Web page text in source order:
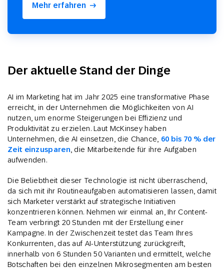
Mehr erfahren
Der aktuelle Stand der Dinge
AI im Marketing hat im Jahr 2025 eine transformative Phase
erreicht, in der Unternehmen die Möglichkeiten von AI
nutzen, um enorme Steigerungen bei Effizienz und
Produktivität zu erzielen. Laut McKinsey haben
Unternehmen, die AI einsetzen, die Chance, 60 bis 70 % der
Zeit einzusparen , die Mitarbeitende für ihre Aufgaben
aufwenden.
Die Beliebtheit dieser Technologie ist nicht überraschend,
da sich mit ihr Routineaufgaben automatisieren lassen, damit
sich Marketer verstärkt auf strategische Initiativen
konzentrieren können. Nehmen wir einmal an, Ihr Content-
Team verbringt 20 Stunden mit der Erstellung einer
Kampagne. In der Zwischenzeit testet das Team Ihres
Konkurrenten, das auf AI-Unterstützung zurückgreift,
innerhalb von 6 Stunden 50 Varianten und ermittelt, welche
Botschaften bei den einzelnen Mikrosegmenten am besten